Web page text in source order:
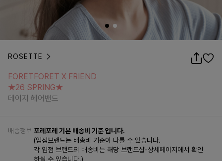
ROSETTE
★26 SPRING★
데이지 헤어밴드
FORETFORET X FRIEND
★26 SPRING★
데이지 헤어밴드
배송정보 포레포레 기본 배송비 기준 입니다.
(입점브랜드는 배송비 기준이 다를 수 있습니다.
각 입점 브랜드의 배송비는 해당 브랜드샵-상세페이지에서 확인
하실 수 있습니다.)